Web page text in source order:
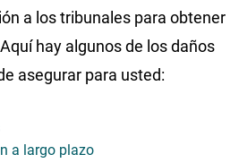
a los tribunales para obtener
hay algunos de los daños
asegurar para usted:
a largo plazo